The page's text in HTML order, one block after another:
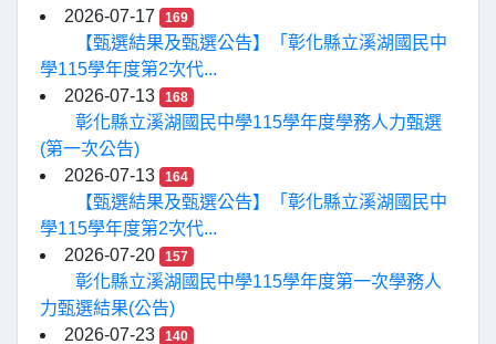
2026-07-17
169
【甄選結果及甄選公告】「彰化縣立溪湖國民中
學115學年度第2次代...
2026-07-13
168
彰化縣立溪湖國民中學115學年度學務人力甄選
(第一次公告)
2026-07-13
164
【甄選結果及甄選公告】「彰化縣立溪湖國民中
學115學年度第2次代...
2026-07-20
157
彰化縣立溪湖國民中學115學年度第一次學務人
力甄選結果(公告)
2026-07-23
140